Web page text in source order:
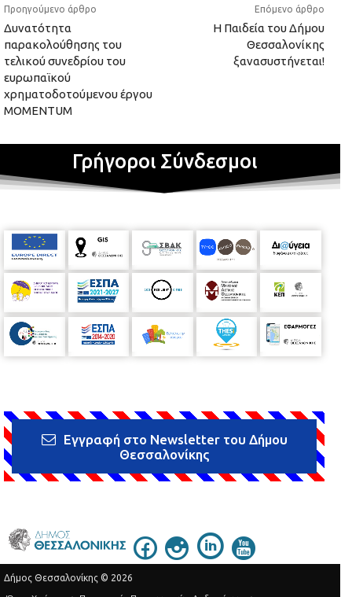
Προηγούμενο άρθρο
Δυνατότητα
παρακολούθησης του
τελικού συνεδρίου του
ευρωπαϊκού
χρηματοδοτούμενου έργου
MOMENTUM
Επόμενο άρθρο
Η Παιδεία του Δήμου
Θεσσαλονίκης
ξανασυστήνεται!
Γρήγοροι Σύνδεσμοι
Εγγραφή στο Newsletter του Δήμου
Θεσσαλονίκης
Δήμος Θεσσαλονίκης © 2026